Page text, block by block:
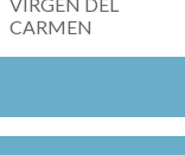
CARMEN